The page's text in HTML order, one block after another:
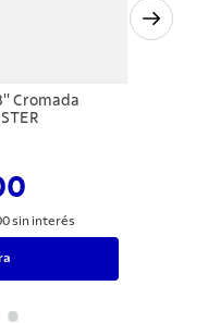
Cromada
sin interés